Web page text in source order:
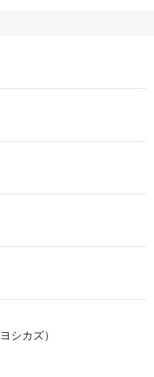
シカズ）